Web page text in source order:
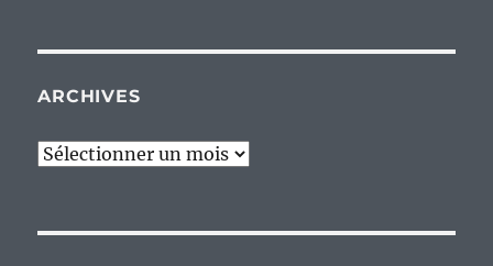
ARCHIVES
Archives